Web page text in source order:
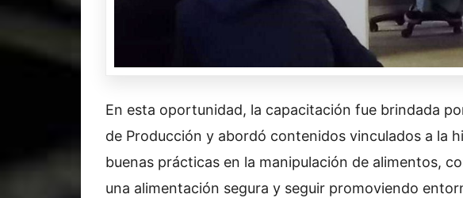
En esta oportunidad, la capacitación fue brindada
de Producción y abordó contenidos vinculados a la
buenas prácticas en la manipulación de alimentos,
una alimentación segura y seguir promoviendo